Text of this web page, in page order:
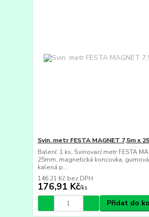
Svin. metr FESTA MAGNET 7,5m x
Balení: 1 ks, Svinovací metr FESTA
25mm, magnetická koncovka,
kalená p...
176,91 Kč/ks
146,21 Kč bez DPH
Přidat do